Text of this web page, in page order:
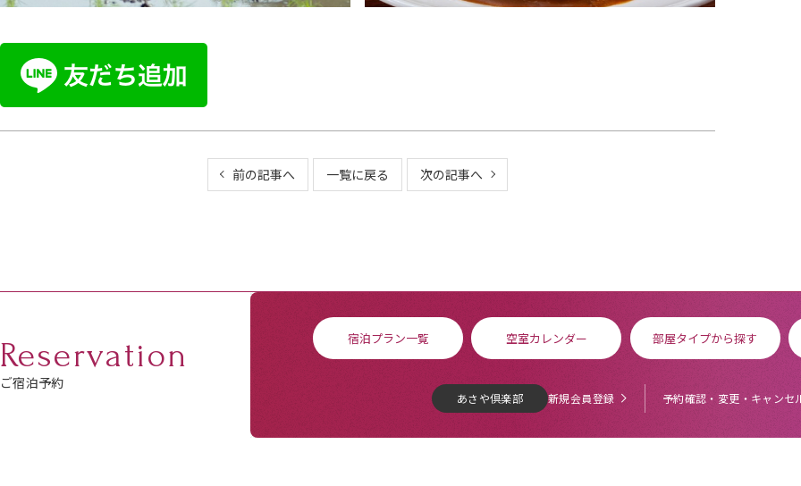
前の記事へ 一覧に戻る 次の記事へ
Reservation
ご宿泊予約
宿泊プラン一覧 空室カレンダー 部屋タイプから探す
あさや倶楽部 新規会員登録 予約確認・変更・キャンセ